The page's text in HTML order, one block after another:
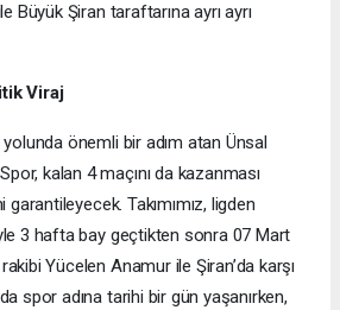
Büyük Şiran taraftarına ayrı ayrı
Viraj
önemli bir adım atan Ünsal
kalan 4 maçını da kazanması
Takımımız, ligden
3 hafta bay geçtikten sonra 07 Mart
Yücelen Anamur ile Şiran’da karşı
spor adına tarihi bir gün yaşanırken,